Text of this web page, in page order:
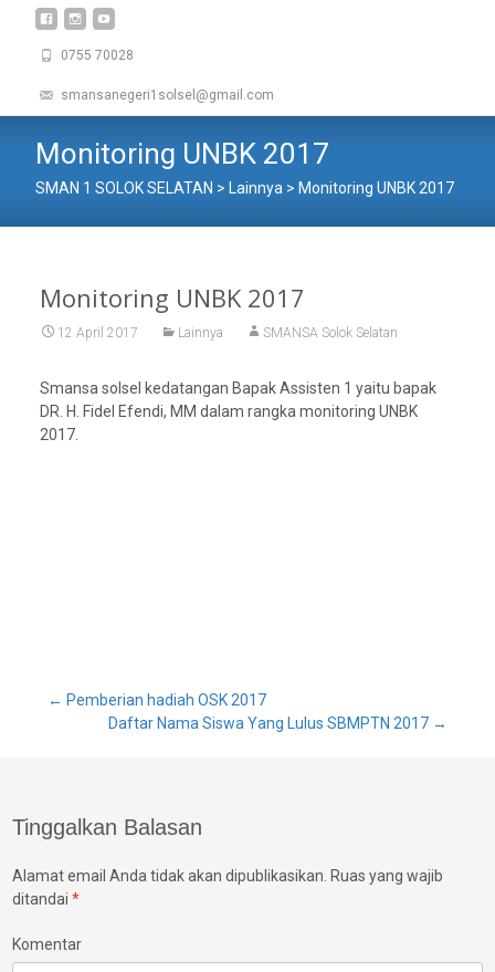
0755 70028
smansanegeri1solsel@gmail.com
Monitoring UNBK 2017
SMAN 1 SOLOK SELATAN > Lainnya > Monitoring UNBK 2017
Monitoring UNBK 2017
12 April 2017 Lainnya SMANSA Solok Selatan
Smansa solsel kedatangan Bapak Assisten 1 yaitu bapak
DR. H. Fidel Efendi, MM dalam rangka monitoring UNBK
2017.
Post
← Pemberian hadiah OSK 2017
Daftar Nama Siswa Yang Lulus SBMPTN 2017 →
Tinggalkan Balasan
Alamat email Anda tidak akan dipublikasikan. Ruas yang wajib
ditandai*
Komentar